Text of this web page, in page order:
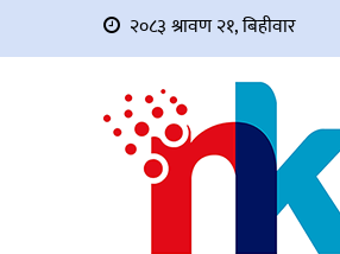
२०८३ श्रावण २१, बिहीवार